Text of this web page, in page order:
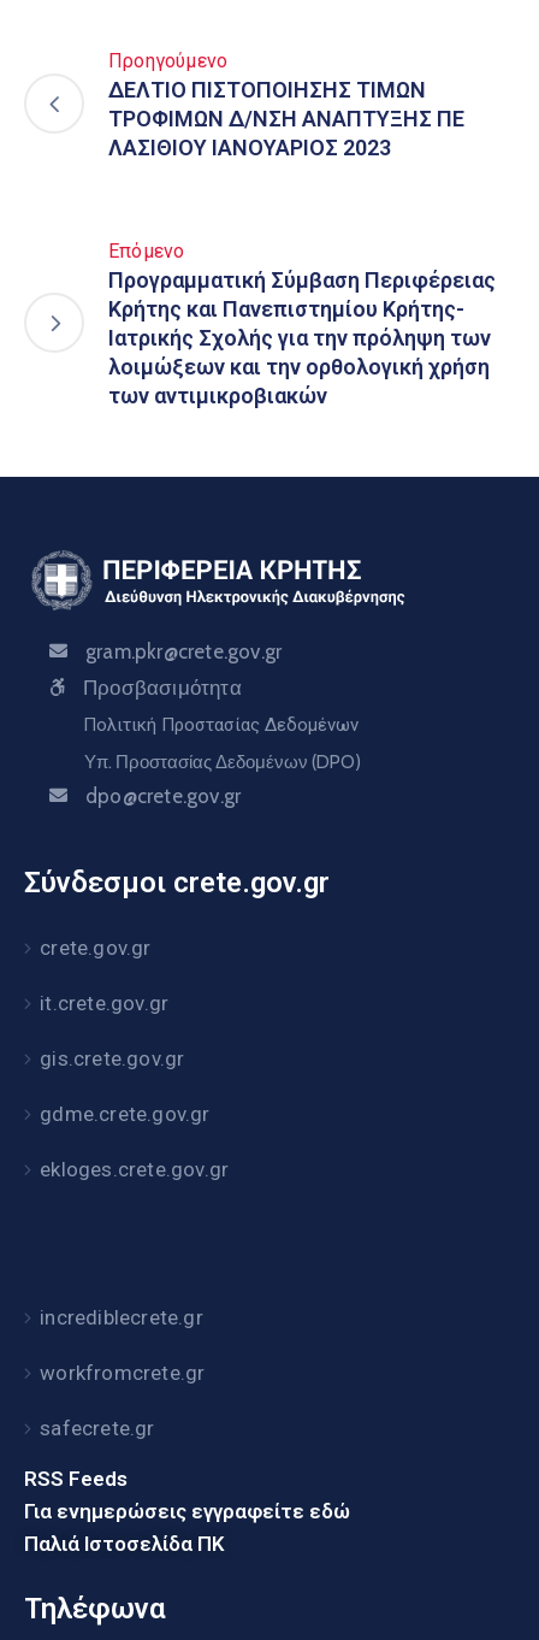
Προηγούμενο
ΔΕΛΤΙΟ ΠΙΣΤΟΠΟΙΗΣΗΣ ΤΙΜΩΝ
ΤΡΟΦΙΜΩΝ Δ/ΝΣΗ ΑΝΑΠΤΥΞΗΣ ΠΕ
ΛΑΣΙΘΙΟΥ ΙΑΝΟΥΑΡΙΟΣ 2023
Επόμενο
Προγραμματική Σύμβαση Περιφέρειας
Κρήτης και Πανεπιστημίου Κρήτης-
Ιατρικής Σχολής για την πρόληψη των
λοιμώξεων και την ορθολογική χρήση
των αντιμικροβιακών
gram.pkr@crete.gov.gr
Προσβασιμότητα
Πολιτική Προστασίας Δεδομένων
Υπ. Προστασίας Δεδομένων (DPO)
dpo@crete.gov.gr
Σύνδεσμοι crete.gov.gr
crete.gov.gr
it.crete.gov.gr
gis.crete.gov.gr
gdme.crete.gov.gr
ekloges.crete.gov.gr
incrediblecrete.gr
workfromcrete.gr
safecrete.gr
RSS Feeds
Για ενημερώσεις εγγραφείτε εδώ
Παλιά Ιστοσελίδα ΠΚ
Τηλέφωνα